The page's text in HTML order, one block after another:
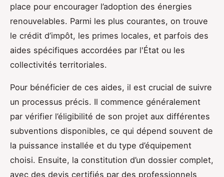
place pour encourager l’adoption des énergies
renouvelables. Parmi les plus courantes, on trouve
le crédit d’impôt, les primes locales, et parfois des
aides spécifiques accordées par l'État ou les
collectivités territoriales.
Pour bénéficier de ces aides, il est crucial de suivre
un processus précis. Il commence généralement
par vérifier l’éligibilité de son projet aux différentes
subventions disponibles, ce qui dépend souvent de
la puissance installée et du type d’équipement
choisi. Ensuite, la constitution d’un dossier complet,
avec des devis certifiés par des professionnels